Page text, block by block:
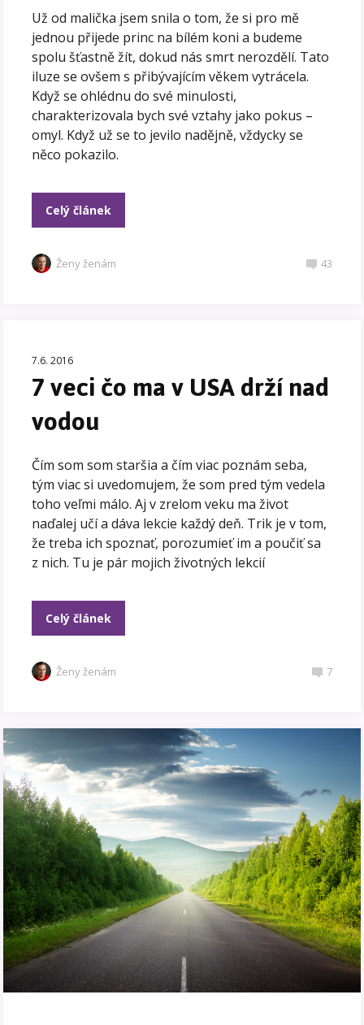
Už od malička jsem snila o tom, že si pro mě
jednou přijede princ na bílém koni a budeme
spolu šťastně žít, dokud nás smrt nerozdělí. Tato
iluze se ovšem s přibývajícím věkem vytrácela.
Když se ohlédnu do své minulosti,
charakterizovala bych své vztahy jako pokus –
omyl. Když už se to jevilo nadějně, vždycky se
něco pokazilo.
Celý článek
Ženy ženám 43
7.6. 2016
7 veci čo ma v USA drží nad
vodou
Čím som som staršia a čím viac poznám seba,
tým viac si uvedomujem, že som pred tým vedela
toho veľmi málo. Aj v zrelom veku ma život
naďalej učí a dáva lekcie každý deň. Trik je v tom,
že treba ich spoznať, porozumieť im a poučiť sa
z nich. Tu je pár mojich životných lekcií
Celý článek
Ženy ženám 7